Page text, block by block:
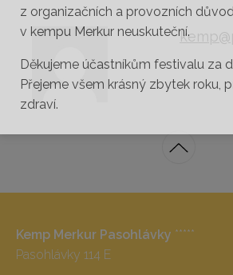
Kemp Merkur Pasohlávky *****
Pasohlávky 114 E
z organizačních a provozních
v kempu Merkur neuskuteční.
Děkujeme účastníkům festivalu za
Přejeme všem krásný zbytek roku,
zdraví.